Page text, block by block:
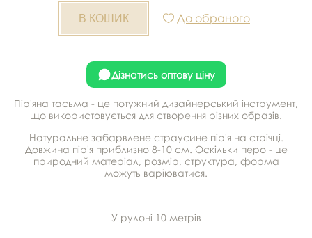
До обраного
Дізнатись оптову ціну
Пір'яна тасьма - це потужний дизайнерський інструмент,
що використовується для створення різних образів.
Натуральне забарвлене страусине пір'я на стрічці.
Довжина пір'я приблизно 8-10 см. Оскільки перо - це
природний матеріал, розмір, структура, форма
можуть варіюватися.
У рулоні 10 метрів